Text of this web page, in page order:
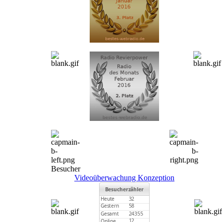
Besucher
Videoüberwachung Konzeption